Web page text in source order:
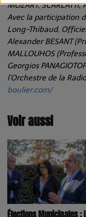
MOZART, SCARLATTI,
Avec la participation
Long-Thibaud,
Alexander BESANT
MALLOUHOS
Georgios
l’Orchestre de la
boulier.com/
Voir aussi